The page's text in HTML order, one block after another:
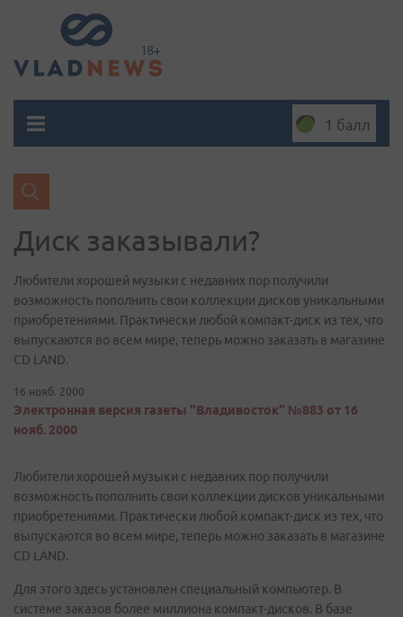
1 балл
Диск заказывали?
Любители хорошей музыки с недавних пор получили
возможность пополнить свои коллекции дисков уникальными
приобретениями. Практически любой компакт-диск из тех, что
выпускаются во всем мире, теперь можно заказать в магазине
CD LAND.
16 нояб. 2000
Электронная версия газеты "Владивосток" №883 от 16
нояб. 2000
Любители хорошей музыки с недавних пор получили
возможность пополнить свои коллекции дисков уникальными
приобретениями. Практически любой компакт-диск из тех, что
выпускаются во всем мире, теперь можно заказать в магазине
CD LAND.
Для этого здесь установлен специальный компьютер. В
системе заказов более миллиона компакт-дисков. В базе